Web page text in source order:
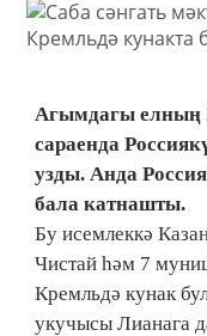
Агымдагы елның
сараенда
узды. Анда
бала катнашты.
Бу исемлеккә
Чистай һәм 7
Кремльдә кунак
укучысы Лианага